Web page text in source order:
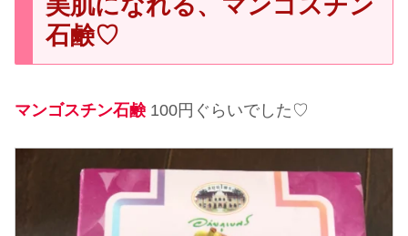
美肌になれる、マンゴスチン
石鹸♡
マンゴスチン石鹸100円ぐらいでした♡